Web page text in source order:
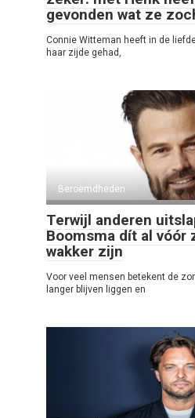
gevonden wat ze
Connie Witteman heeft in de
haar zijde gehad,
Beroemdheden
Terwijl anderen
Boomsma dít al vóór
wakker zijn
Voor veel mensen betekent de
langer blijven liggen en